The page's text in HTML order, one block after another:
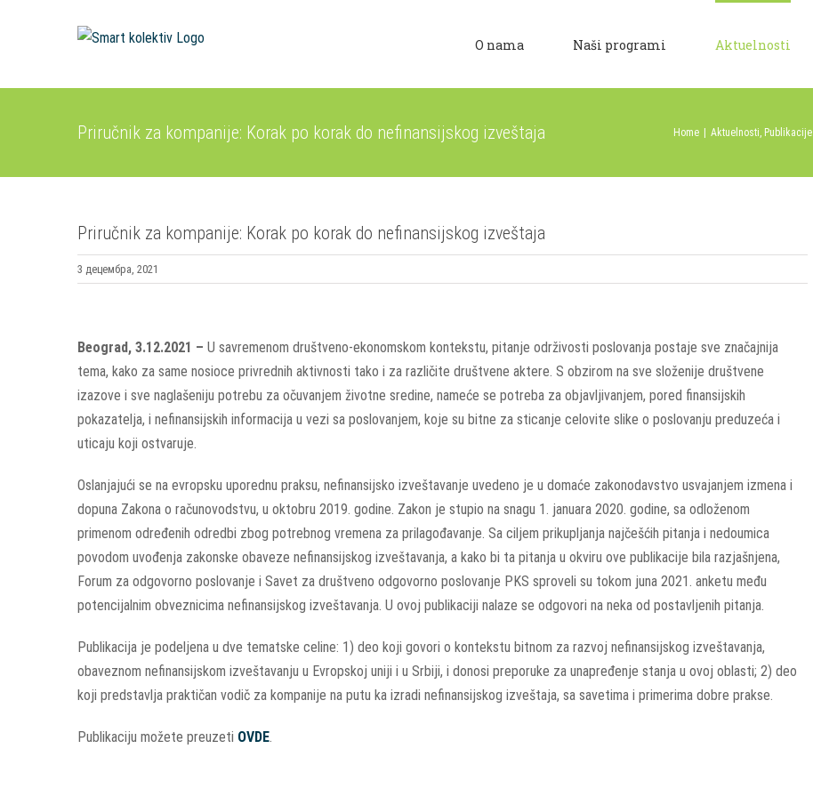
O nama Naši programi Aktuelnosti
Priručnik za kompanije: Korak po korak do nefinansijskog izveštaja Home Aktuelnosti, Publikacije
Priručnik za kompanije: Korak po korak do nefinansijskog izveštaja
3 децембра, 2021
Larger
Image
Beograd, 3.12.2021 – U savremenom društveno-ekonomskom kontekstu, pitanje održivosti poslovanja postaje sve značajnija
tema, kako za same nosioce privrednih aktivnosti tako i za različite društvene aktere. S obzirom na sve složenije društvene
izazove i sve naglašeniju potrebu za očuvanjem životne sredine, nameće se potreba za objavljivanjem, pored finansijskih
pokazatelja, i nefinansijskih informacija u vezi sa poslovanjem, koje su bitne za sticanje celovite slike o poslovanju preduzeća i
uticaju koji ostvaruje.
Oslanjajući se na evropsku uporednu praksu, nefinansijsko izveštavanje uvedeno je u domaće zakonodavstvo usvajanjem izmena i
dopuna Zakona o računovodstvu, u oktobru 2019. godine. Zakon je stupio na snagu 1. januara 2020. godine, sa odloženom
primenom određenih odredbi zbog potrebnog vremena za prilagođavanje. Sa ciljem prikupljanja najčešćih pitanja i nedoumica
povodom uvođenja zakonske obaveze nefinansijskog izveštavanja, a kako bi ta pitanja u okviru ove publikacije bila razjašnjena,
Forum za odgovorno poslovanje i Savet za društveno odgovorno poslovanje PKS sproveli su tokom juna 2021. anketu među
potencijalnim obveznicima nefinansijskog izveštavanja. U ovoj publikaciji nalaze se odgovori na neka od postavljenih pitanja.
Publikacija je podeljena u dve tematske celine: 1) deo koji govori o kontekstu bitnom za razvoj nefinansijskog izveštavanja,
obaveznom nefinansijskom izveštavanju u Evropskoj uniji i u Srbiji, i donosi preporuke za unapređenje stanja u ovoj oblasti; 2) deo
koji predstavlja praktičan vodič za kompanije na putu ka izradi nefinansijskog izveštaja, sa savetima i primerima dobre prakse.
Publikaciju možete preuzeti OVDE.